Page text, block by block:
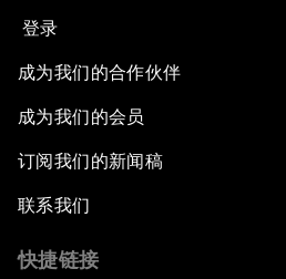
登录
成为我们的合作伙伴
成为我们的会员
订阅我们的新闻稿
联系我们
快捷链接